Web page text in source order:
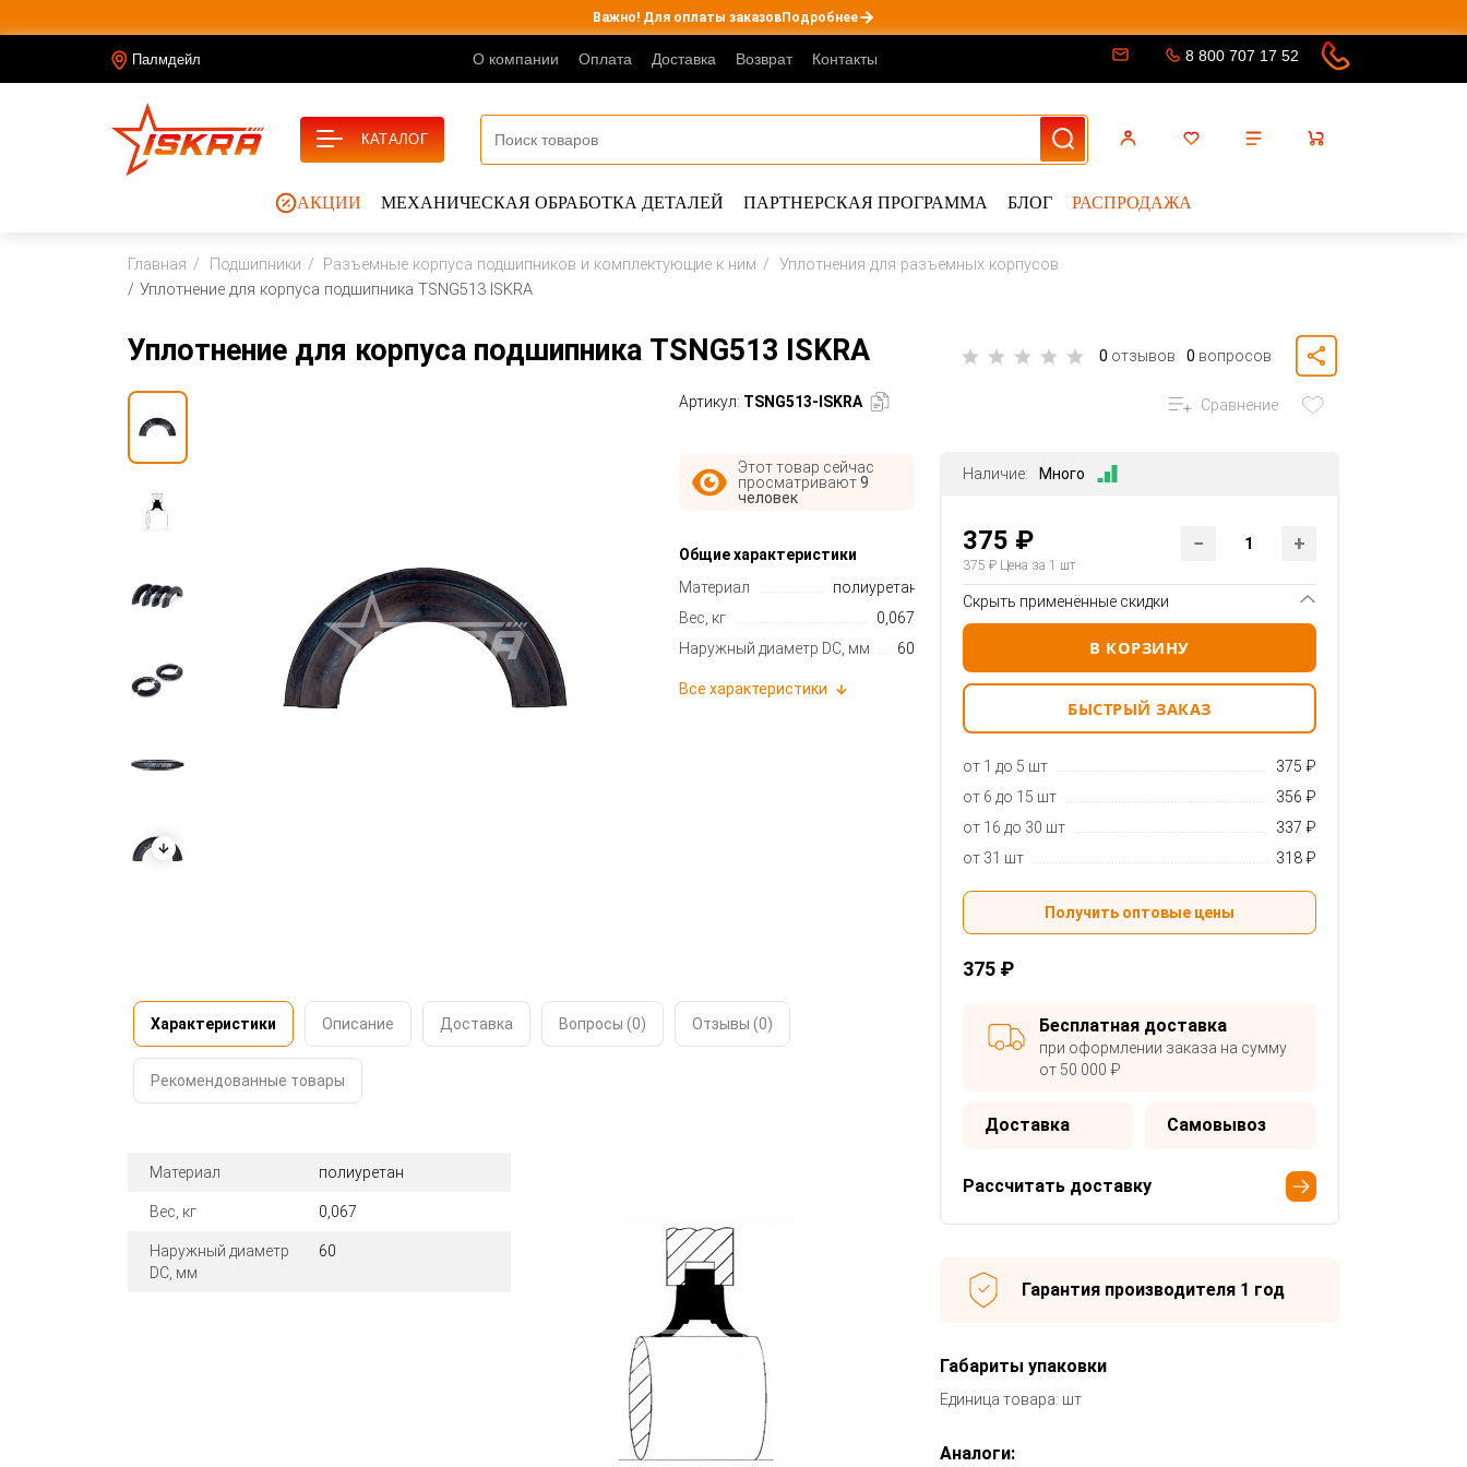
Важно! Для оплаты заказовПодробнее
Палмдейл О компании Оплата Доставка Возврат Контакты 8 800 707 17 52
АКЦИИ МЕХАНИЧЕСКАЯ ОБРАБОТКА ДЕТАЛЕЙ ПАРТНЕРСКАЯ ПРОГРАММА БЛОГ РАСПРОДАЖА
КАТАЛОГ
Главная Подшипники Разъемные корпуса подшипников и комплектующие к ним
Уплотнения для разъемных корпусов
Уплотнение для корпуса подшипника TSNG513 ISKRA
Уплотнение для корпуса подшипника TSNG513 ISKRA 0 отзывов 0 вопросов
Артикул: TSNG513-ISKRA
Этот товар сейчас
просматривают9
человек
Общие характеристики
Материал
полиуретан
Вес, кг
0,067
Наружный диаметр DC, мм
60
Все характеристики
Характеристики Описание Доставка Вопросы (0) Отзывы (0)
Рекомендованные товары
Материал полиуретан
Вес, кг 0,067
Наружный диаметр
DC, мм
60
Сравнение
Наличие: Много
375 ₽
375 ₽Цена за 1 шт
Скрыть применённые скидки
В КОРЗИНУ
БЫСТРЫЙ ЗАКАЗ
от 1 до 5 шт
375 ₽
от 6 до 15 шт
356 ₽
от 16 до 30 шт
337 ₽
от 31 шт
318 ₽
Получить оптовые цены
375 ₽
Бесплатная доставка
при оформлении заказа на сумму
от 50 000 ₽
Доставка Самовывоз
Рассчитать доставку
Гарантия производителя 1 год
Габариты упаковки
Единица товара: шт
Аналоги: